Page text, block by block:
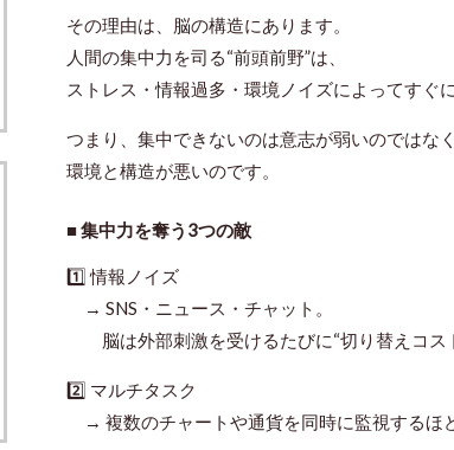
その理由は、 脳の構造にあります。
人間の集中力を司る“前頭前野”は、
ストレス・情報過多・環境ノイズによってすぐ
つまり、集中できないのは意志が弱いのではなく
環境と構造が悪いのです。
■ 集中力を奪う3つの敵
1️⃣情報ノイズ
→ SNS・ニュース・チャット。
脳は外部刺激を受けるたびに“切り替えコス
2️⃣ マルチタスク
→ 複数のチャートや通貨を同時に監視するほ